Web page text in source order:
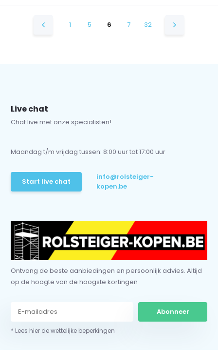
1 5 6 7 32
Live chat
Chat live met onze specialisten!
Maandag t/m vrijdag tussen: 8:00 uur tot 17:00 uur
Start live chat
info@rolsteiger-
kopen.be
Ontvang de beste aanbiedingen en persoonlijk advies. Altijd
op de hoogte van de hoogste kortingen
Abonneer
* Lees hier de wettelijke beperkingen